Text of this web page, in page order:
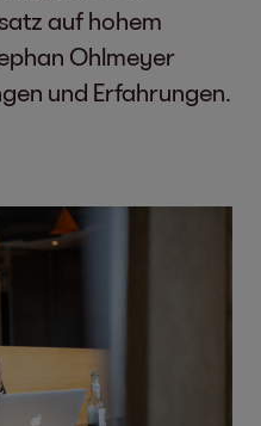
auf hohem
Ohlmeyer
und Erfahrungen.